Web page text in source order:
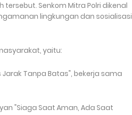
Senkom Mitra Polri dikenal
lingkungan dan sosialisasi
yaitu:
Tanpa Batas", bekerja sama
"Siaga Saat Aman, Ada Saat